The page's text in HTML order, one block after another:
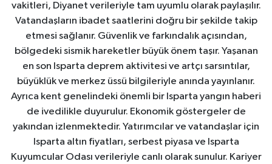
vakitleri, Diyanet verileriyle tam uyumlu olarak paylaşılır.
Vatandaşların ibadet saatlerini doğru bir şekilde takip
etmesi sağlanır. Güvenlik ve farkındalık açısından,
bölgedeki sismik hareketler büyük önem taşır. Yaşanan
en son Isparta deprem aktivitesi ve artçı sarsıntılar,
büyüklük ve merkez üssü bilgileriyle anında yayınlanır.
Ayrıca kent genelindeki önemli bir Isparta yangın haberi
de ivedilikle duyurulur. Ekonomik göstergeler de
yakından izlenmektedir. Yatırımcılar ve vatandaşlar için
Isparta altın fiyatları, serbest piyasa ve Isparta
Kuyumcular Odası verileriyle canlı olarak sunulur. Kariyer